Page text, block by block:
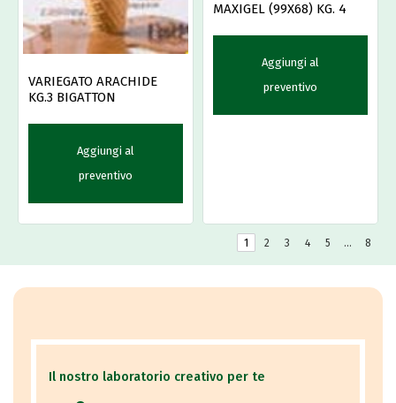
VARIEGATO ARACHIDE
KG.3 BIGATTON
Aggiungi al
preventivo
MAXIGEL (99X68) KG. 4
Aggiungi al
preventivo
1 2 3 4 5 … 8
Il nostro laboratorio creativo per te